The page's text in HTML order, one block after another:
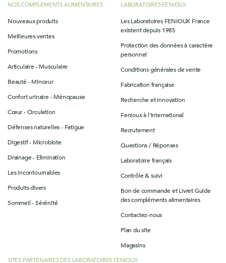
NOS COMPLEMENTS ALIMENTAIRES
Nouveaux produits
Meilleures ventes
Promotions
Articulaire - Musculaire
Beauté - Minceur
Confort urinaire - Ménopause
Cœur - Circulation
Défenses naturelles - Fatigue
Digestif - Microbiote
Drainage - Elimination
Les incontournables
Produits divers
Sommeil - Sérénité
LABORATOIRES FENIOUX
Les Laboratoires FENIOUX France
existent depuis 1985
Protection des données à caractère
personnel
Conditions générales de vente
Fabrication française
Recherche et innovation
Fenioux à l'international
Recrutement
Questions / Réponses
Laboratoire français
Contrôle & suivi
Bon de commande et Livret Guide
des compléments alimentaires
Contactez-nous
Plan du site
Magasins
SITES PARTENAIRES DES LABORATOIRES FENIOUX